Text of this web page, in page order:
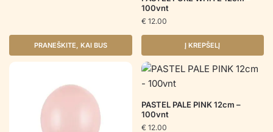
PRANEŠKITE, KAI BUS
100vnt
€ 12.00
Į KREPŠELĮ
PASTEL PALE PINK 12cm –
100vnt
€ 12.00